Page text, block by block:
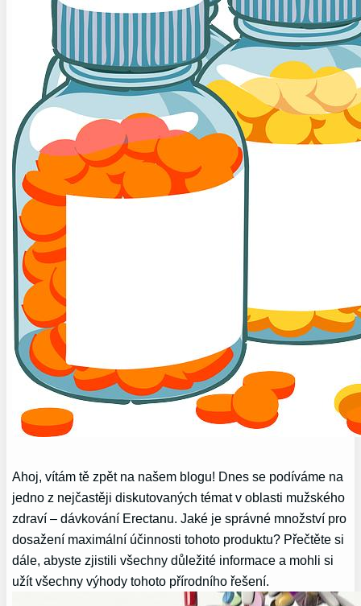
Ahoj, vítám tě zpět na našem blogu! Dnes se podíváme na
jedno z nejčastěji diskutovaných témat v oblasti mužského
zdraví – dávkování Erectanu. Jaké je správné množství pro
dosažení maximální účinnosti tohoto produktu? Přečtěte si
dále, abyste zjistili všechny důležité informace a mohli si
užít všechny výhody tohoto přírodního řešení.